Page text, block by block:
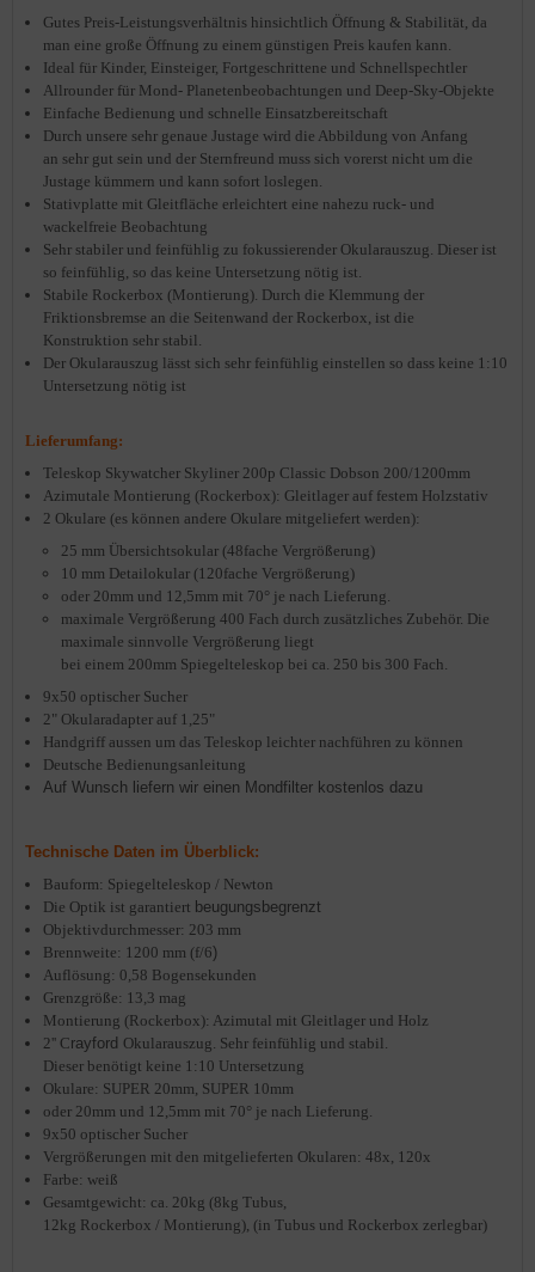
Gutes Preis-Leistungsverhältnis hinsichtlich Öffnung & Stabilität, da
man eine große Öffnung zu einem günstigen Preis kaufen kann.
Ideal für Kinder, Einsteiger, Fortgeschrittene und Schnellspechtler
Allrounder für Mond- Planetenbeobachtungen und Deep-Sky-Objekte
Einfache Bedienung und schnelle Einsatzbereitschaft
Durch unsere sehr genaue Justage wird die Abbildung von Anfang
an sehr gut sein und der Sternfreund muss sich vorerst nicht um die
Justage kümmern und kann sofort loslegen.
Stativplatte mit Gleitfläche erleichtert eine nahezu ruck- und
wackelfreie Beobachtung
Sehr stabiler und feinfühlig zu fokussierender Okularauszug. Dieser ist
so feinfühlig, so das keine Untersetzung nötig ist.
Stabile Rockerbox (Montierung). Durch die Klemmung der
Friktionsbremse an die Seitenwand der Rockerbox, ist die
Konstruktion sehr stabil.
Der Okularauszug lässt sich sehr feinfühlig einstellen so dass keine 1:10
Untersetzung nötig ist
Lieferumfang:
Teleskop Skywatcher Skyliner 200p Classic Dobson 200/1200mm
Azimutale Montierung (Rockerbox): Gleitlager auf festem Holzstativ
2 Okulare (es können andere Okulare mitgeliefert werden):
25 mm Übersichtsokular (48fache Vergrößerung)
10 mm Detailokular (120fache Vergrößerung)
oder 20mm und 12,5mm mit 70° je nach Lieferung.
maximale Vergrößerung 400 Fach durch zusätzliches Zubehör. Die
maximale sinnvolle Vergrößerung liegt
bei einem 200mm Spiegelteleskop bei ca. 250 bis 300 Fach.
9x50 optischer Sucher
2" Okularadapter auf 1,25"
Handgriff aussen um das Teleskop leichter nachführen zu können
Deutsche Bedienungsanleitung
Auf Wunsch liefern wir einen Mondfilter kostenlos dazu
Technische Daten im Überblick:
Bauform: Spiegelteleskop / Newton
Die Optik ist garantiert beugungsbegrenzt
Objektivdurchmesser: 203 mm
Brennweite: 1200 mm (f/6)
Auflösung: 0,58 Bogensekunden
Grenzgröße: 13,3 mag
Montierung (Rockerbox): Azimutal mit Gleitlager und Holz
2'' Crayford Okularauszug. Sehr feinfühlig und stabil.
Dieser benötigt keine 1:10 Untersetzung
Okulare: SUPER 20mm, SUPER 10mm
oder 20mm und 12,5mm mit 70° je nach Lieferung.
9x50 optischer Sucher
Vergrößerungen mit den mitgelieferten Okularen: 48x, 120x
Farbe: weiß
Gesamtgewicht: ca. 20kg (8kg Tubus,
12kg Rockerbox / Montierung), (in Tubus und Rockerbox zerlegbar)